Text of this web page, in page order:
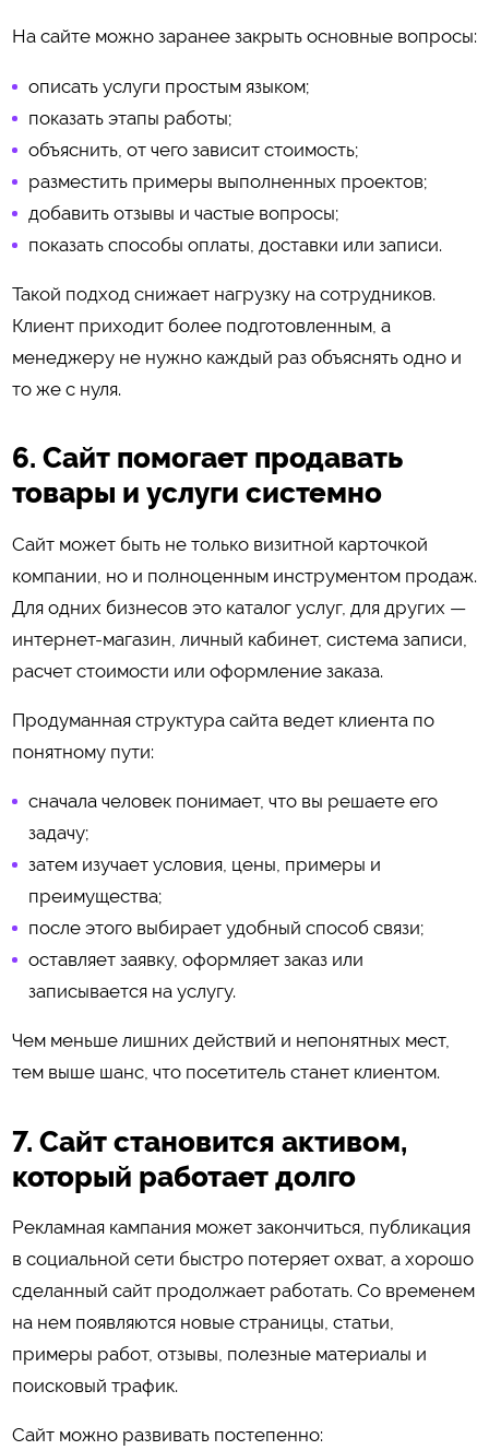
На сайте можно заранее закрыть основные вопросы:
описать услуги простым языком;
показать этапы работы;
объяснить, от чего зависит стоимость;
разместить примеры выполненных проектов;
добавить отзывы и частые вопросы;
показать способы оплаты, доставки или записи.
Такой подход снижает нагрузку на сотрудников.
Клиент приходит более подготовленным, а
менеджеру не нужно каждый раз объяснять одно и
то же с нуля.
6. Сайт помогает продавать
товары и услуги системно
Сайт может быть не только визитной карточкой
компании, но и полноценным инструментом продаж.
Для одних бизнесов это каталог услуг, для других —
интернет-магазин, личный кабинет, система записи,
расчет стоимости или оформление заказа.
Продуманная структура сайта ведет клиента по
понятному пути:
сначала человек понимает, что вы решаете его
задачу;
затем изучает условия, цены, примеры и
преимущества;
после этого выбирает удобный способ связи;
оставляет заявку, оформляет заказ или
записывается на услугу.
Чем меньше лишних действий и непонятных мест,
тем выше шанс, что посетитель станет клиентом.
7. Сайт становится активом,
который работает долго
Рекламная кампания может закончиться, публикация
в социальной сети быстро потеряет охват, а хорошо
сделанный сайт продолжает работать. Со временем
на нем появляются новые страницы, статьи,
примеры работ, отзывы, полезные материалы и
поисковый трафик.
Сайт можно развивать постепенно: